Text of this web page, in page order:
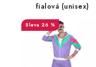
fialová (unisex)
26 %